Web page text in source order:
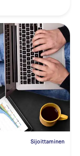
Sijoittaminen